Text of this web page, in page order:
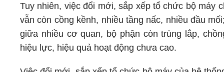
Tuy nhiên, việc đổi mới, sắp xếp tổ chức bộ máy
vẫn còn cồng kềnh, nhiều tầng nấc, nhiều đầu
giữa nhiều cơ quan, bộ phận còn trùng lắp,
hiệu lực, hiệu quả hoạt động chưa cao.